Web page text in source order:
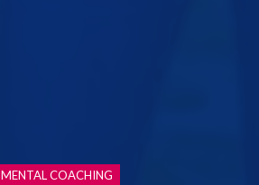
CATEGORIA:
MENTAL COACHING